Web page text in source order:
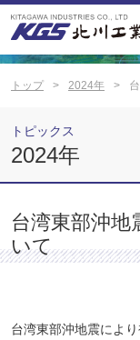
トップ 2024年
トピックス
2024年
台湾東部沖
いて
台湾東部沖地震によ